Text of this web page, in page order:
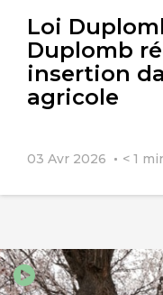
Loi
Duplomb
insertion
agricole
03 Avr 2026 < 1